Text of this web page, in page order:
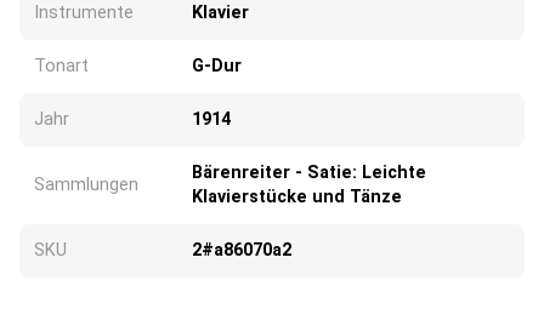
Instrumente Klavier
Tonart G-Dur
Jahr 1914
Sammlungen
Bärenreiter - Satie: Leichte
Klavierstücke und Tänze
SKU 2#a86070a2